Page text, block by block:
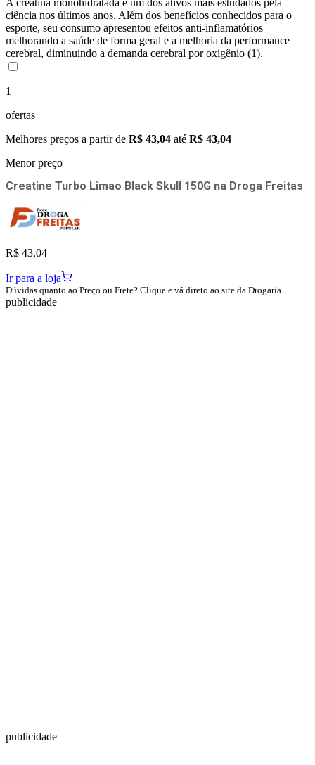
ciência nos últimos anos. Além dos benefícios conhecidos para o
esporte, seu consumo apresentou efeitos anti-inflamatórios
melhorando a saúde de forma geral e a melhoria da performance
cerebral, diminuindo a demanda cerebral por oxigênio (1).
1
ofertas
Melhores preços a partir de R$ 43,04 até R$ 43,04
Menor preço
Creatine Turbo Limao Black Skull 150G na Droga Freitas
R$ 43,04
Ir para a loja
Dúvidas quanto ao Preço ou Frete? Clique e vá direto ao site da Drogaria.
publicidade
publicidade